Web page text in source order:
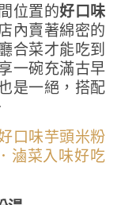
位置的好口味
內賣著綿密的
合菜才能吃到
一碗充滿古早
是一絕，搭配